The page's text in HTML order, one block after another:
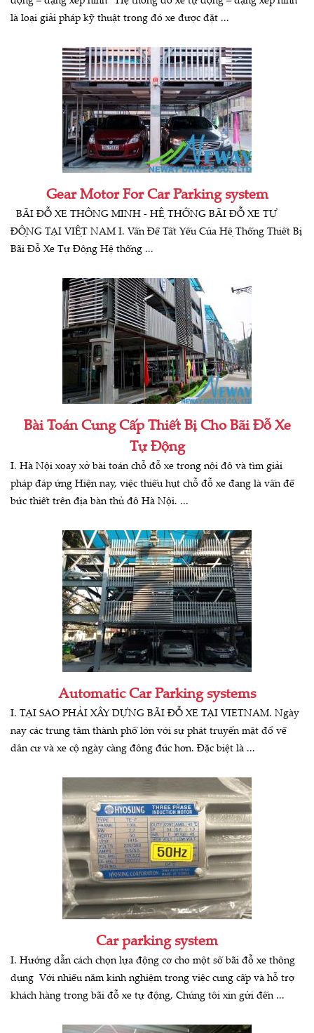
là loại giải pháp kỹ thuật trong đó xe được đặt ...
Gear Motor For Car Parking system
BÃI ĐỖ XE THÔNG MINH - HỆ THỐNG BÃI ĐỖ XE TỰ
ĐỘNG TẠI VIỆT NAM I. Vấn Đề Tất Yếu Của Hệ Thống Thiết Bị
Bãi Đỗ Xe Tự Động Hệ thống ...
Bài Toán Cung Cấp Thiết Bị Cho Bãi Đỗ Xe
Tự Động
I. Hà Nội xoay xở bài toán chỗ đỗ xe trong nội đô và tìm giải
pháp đáp ứng Hiện nay, việc thiếu hụt chỗ đỗ xe đang là vấn đề
bức thiết trên địa bàn thủ đô Hà Nội. ...
Automatic Car Parking systems
I. TẠI SAO PHẢI XÂY DỰNG BÃI ĐỖ XE TẠI VIETNAM. Ngày
nay các trung tâm thành phố lớn với sự phát truyển mật đồ về
dân cư và xe cộ ngày càng đông đúc hơn. Đặc biệt là ...
Car parking system
I. Hướng dẫn cách chọn lựa động cơ cho một số bãi đỗ xe thông
dụng Với nhiều năm kinh nghiệm trong việc cung cấp và hỗ trợ
khách hàng trong bãi đỗ xe tự động, Chúng tôi xin gửi đến ...